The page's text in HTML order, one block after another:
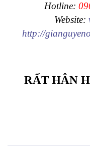
Hotline:
Website:
http://
RẤT HÂN